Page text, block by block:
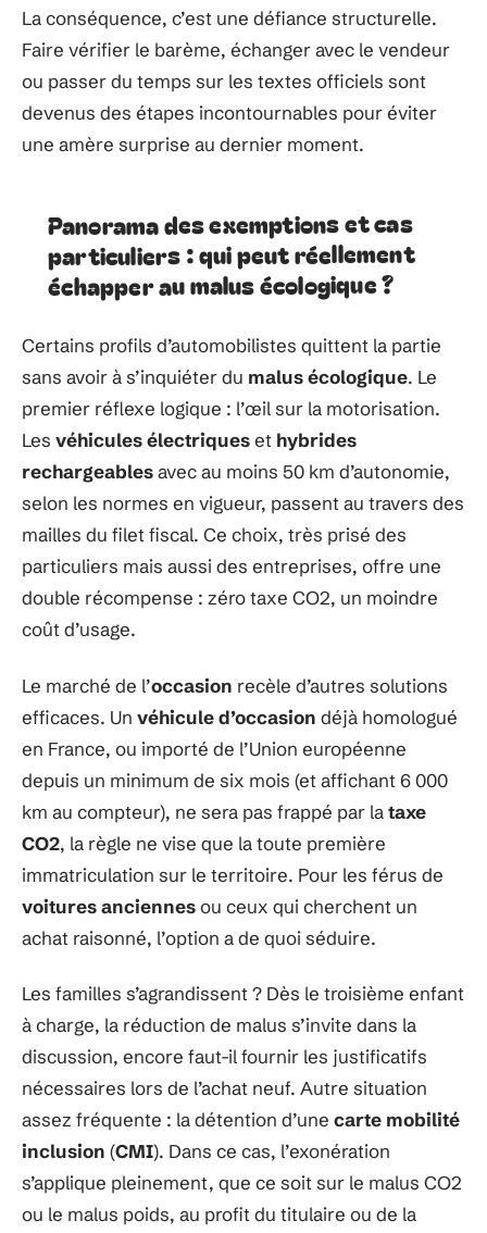
La conséquence, c’est une défiance structurelle.
Faire vérifier le barème, échanger avec le vendeur
ou passer du temps sur les textes officiels sont
devenus des étapes incontournables pour éviter
une amère surprise au dernier moment.
Panorama des exemptions et cas
particuliers : qui peut réellement
échapper au malus écologique ?
Certains profils d’automobilistes quittent la partie
sans avoir à s’inquiéter du malus écologique. Le
premier réflexe logique : l’œil sur la motorisation.
Les véhicules électriqueset hybrides
rechargeablesavec au moins 50 km d’autonomie,
selon les normes en vigueur, passent au travers des
mailles du filet fiscal. Ce choix, très prisé des
particuliers mais aussi des entreprises, offre une
double récompense : zéro taxe CO2, un moindre
coût d’usage.
Le marché de l’occasion recèle d’autres solutions
efficaces. Un véhicule d’occasion déjà homologué
en France, ou importé de l’Union européenne
depuis un minimum de six mois (et affichant 6 000
km au compteur), ne sera pas frappé par lataxe
CO2, la règle ne vise que la toute première
immatriculation sur le territoire. Pour les férus de
voitures anciennesou ceux qui cherchent un
achat raisonné, l’option a de quoi séduire.
Les familles s’agrandissent ? Dès le troisième enfant
à charge, la réduction de malus s’invite dans la
discussion, encore faut-il fournir les justificatifs
nécessaires lors de l’achat neuf. Autre situation
assez fréquente : la détention d’une carte mobilité
inclusion (CMI). Dans ce cas, l’exonération
s’applique pleinement, que ce soit sur le malus CO2
ou le malus poids, au profit du titulaire ou de la